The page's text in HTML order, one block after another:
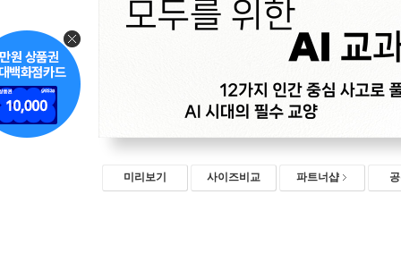
미리보기 사이즈비교 파트너샵